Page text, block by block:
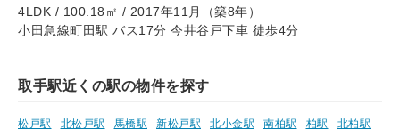
4LDK / 100.18㎡ / 2017年11月（築8年）
小田急線町田駅 バス17分 今井谷戸下車 徒歩4分
取手駅近くの駅の物件を探す
松戸駅 北松戸駅 馬橋駅 新松戸駅 北小金駅 南柏駅 柏駅
北柏駅